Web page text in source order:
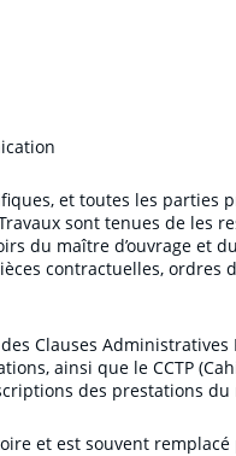
et toutes les parties
sont tenues de les
du maître d’ouvrage et
contractuelles, ordres
Clauses
ainsi que le CCTP
des prestations du
et est souvent